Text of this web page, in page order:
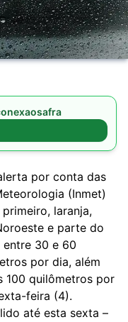
por conta das
(Inmet)
laranja,
e parte do
entre 30 e 60
por dia, além
100 quilômetros por
feira (4).
até esta sexta –